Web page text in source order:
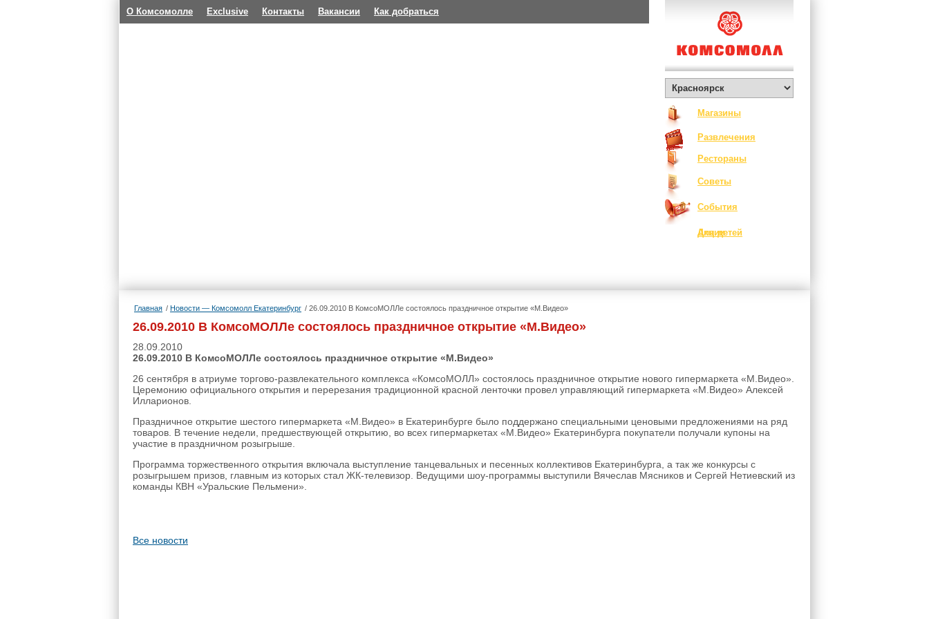
О Комсомолле Exclusive Контакты Вакансии Как добраться
Магазины
Развлечения
Рестораны
Советы
События
Акции
Для детей
Главная Новости — Комсомолл Екатеринбург 26.09.2010 В КомсоМОЛЛе состоялось праздничное открытие «М.Видео»
26.09.2010 В КомсоМОЛЛе состоялось праздничное открытие «М.Видео»
28.09.2010
26.09.2010 В КомсоМОЛЛе состоялось праздничное открытие «М.Видео»
26 сентября в атриуме торгово-развлекательного комплекса «КомсоМОЛЛ» состоялось праздничное открытие нового гипермаркета «М.Видео».
Церемонию официального открытия и перерезания традиционной красной ленточки провел управляющий гипермаркета «М.Видео» Алексей
Илларионов.
Праздничное открытие шестого гипермаркета «М.Видео» в Екатеринбурге было поддержано специальными ценовыми предложениями на ряд
товаров. В течение недели, предшествующей открытию, во всех гипермаркетах «М.Видео» Екатеринбурга покупатели получали купоны на
участие в праздничном розыгрыше.
Программа торжественного открытия включала выступление танцевальных и песенных коллективов Екатеринбурга, а так же конкурсы с
розыгрышем призов, главным из которых стал ЖК-телевизор. Ведущими шоу-программы выступили Вячеслав Мясников и Сергей Нетиевский из
команды КВН «Уральские Пельмени».
Все новости